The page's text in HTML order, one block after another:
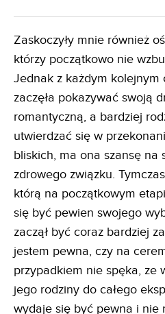
Zaskoczyły mnie również
którzy początkowo nie
Jednak z każdym kolejnym
zaczęła pokazywać swoją
romantyczną, a bardziej
utwierdzać się w
bliskich, ma ona szansę na
zdrowego związku.
którą na początkowym
się być pewien swojego
zaczął być coraz bardziej
jestem pewna, czy na
przypadkiem nie spęka, ze
jego rodziny do całego
wydaje się być pewna i nie